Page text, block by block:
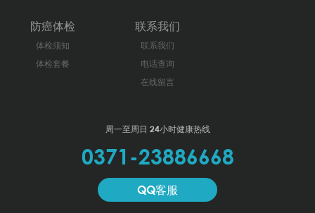
防癌体检
体检须知
体检套餐
联系我们
联系我们
电话查询
在线留言
周一至周日 24小时健康热线
0371-23886668
QQ客服